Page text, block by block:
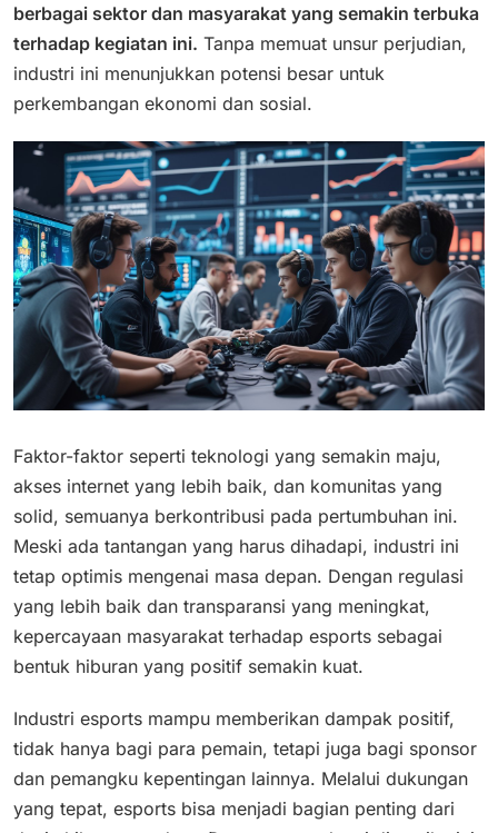
berbagai sektor dan masyarakat yang semakin terbuka
terhadap kegiatan ini. Tanpa memuat unsur perjudian,
industri ini menunjukkan potensi besar untuk
perkembangan ekonomi dan sosial.
Faktor-faktor seperti teknologi yang semakin maju,
akses internet yang lebih baik, dan komunitas yang
solid, semuanya berkontribusi pada pertumbuhan ini.
Meski ada tantangan yang harus dihadapi, industri ini
tetap optimis mengenai masa depan. Dengan regulasi
yang lebih baik dan transparansi yang meningkat,
kepercayaan masyarakat terhadap esports sebagai
bentuk hiburan yang positif semakin kuat.
Industri esports mampu memberikan dampak positif,
tidak hanya bagi para pemain, tetapi juga bagi sponsor
dan pemangku kepentingan lainnya. Melalui dukungan
yang tepat, esports bisa menjadi bagian penting dari